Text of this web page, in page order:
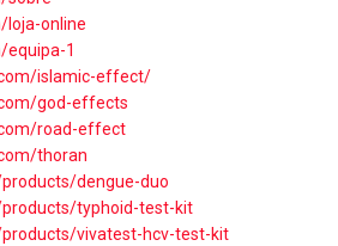
loja-online
1
islamic-effect/
god-effects
road-effect
thoran
dengue-duo
typhoid-test-kit
vivatest-hcv-test-kit